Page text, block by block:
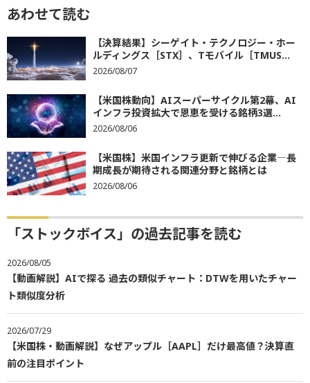
あわせて読む
【決算結果】シーゲイト・テクノロジー・ホー
ルディングス［STX］、Tモバイル［TMUS...
2026/08/07
【米国株動向】AIスーパーサイクル第2幕、AI
インフラ投資拡大で恩恵を受ける銘柄3選...
2026/08/06
【米国株】米国インフラ更新で伸びる企業―長
期成長が期待される関連分野と銘柄とは
2026/08/06
「ストックボイス」の過去記事を読む
2026/08/05
【動画解説】AIで探る 過去の類似チャート：DTWを用いたチャー
ト類似度分析
2026/07/29
【米国株・動画解説】なぜアップル［AAPL］だけ最高値？決算直
前の注目ポイント